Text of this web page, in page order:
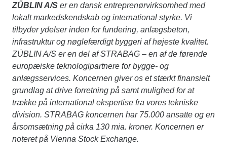
ZÜBLIN A/S er en dansk entreprenørvirksomhed med
lokalt markedskendskab og international styrke. Vi
tilbyder ydelser inden for fundering, anlægsbeton,
infrastruktur og nøglefærdigt byggeri af højeste kvalitet.
ZÜBLIN A/S er en del af STRABAG – en af de førende
europæiske teknologipartnere for bygge- og
anlægsservices. Koncernen giver os et stærkt finansielt
grundlag at drive forretning på samt mulighed for at
trække på international ekspertise fra vores tekniske
division. STRABAG koncernen har 75.000 ansatte og en
årsomsætning på cirka 130 mia. kroner. Koncernen er
noteret på Vienna Stock Exchange.